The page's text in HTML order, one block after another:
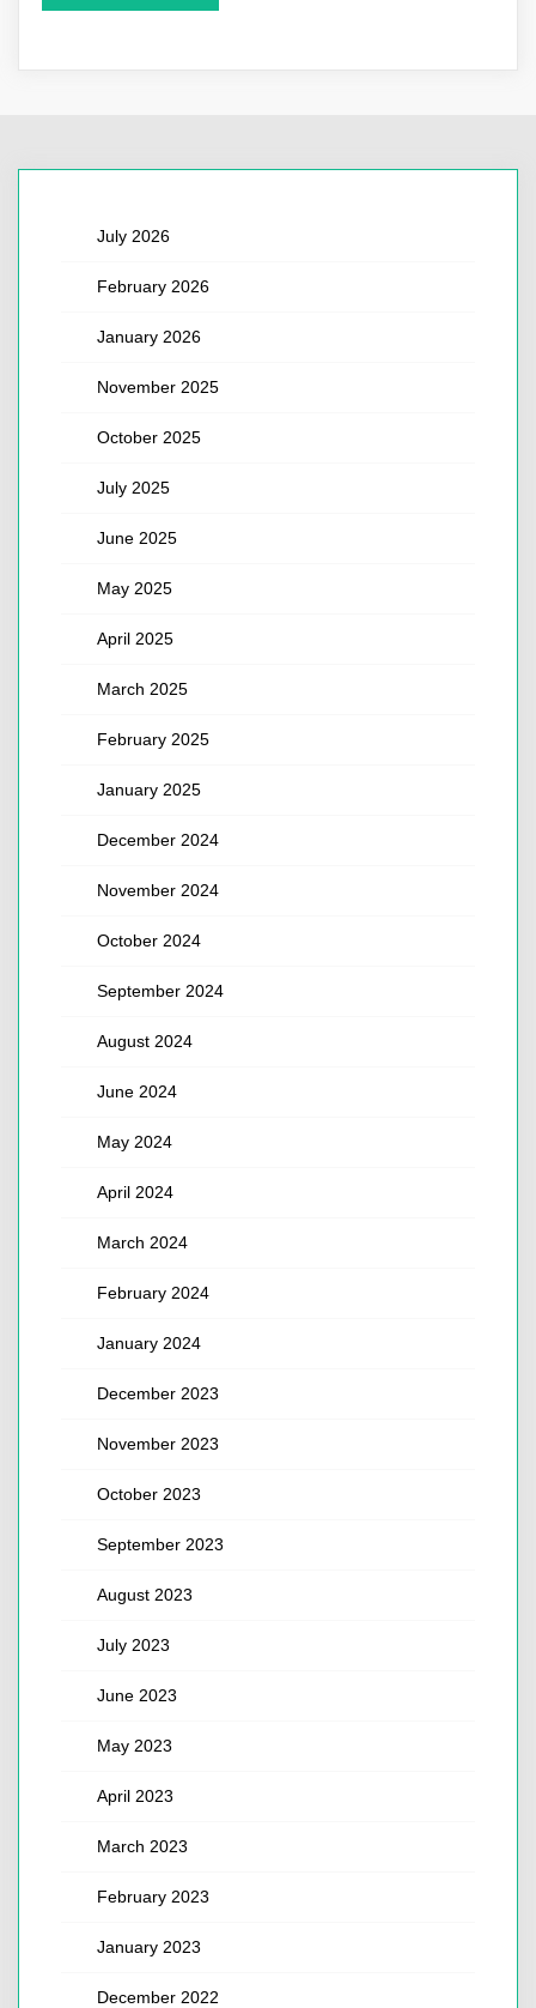
July 2026
February 2026
January 2026
November 2025
October 2025
July 2025
June 2025
May 2025
April 2025
March 2025
February 2025
January 2025
December 2024
November 2024
October 2024
September 2024
August 2024
June 2024
May 2024
April 2024
March 2024
February 2024
January 2024
December 2023
November 2023
October 2023
September 2023
August 2023
July 2023
June 2023
May 2023
April 2023
March 2023
February 2023
January 2023
December 2022